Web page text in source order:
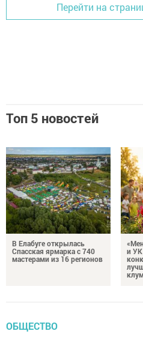
Перейти на
Топ 5 новостей
В Елабуге открылась
Спасская ярмарка с 740
мастерами из 16 регионов
и УК
ОБЩЕСТВО